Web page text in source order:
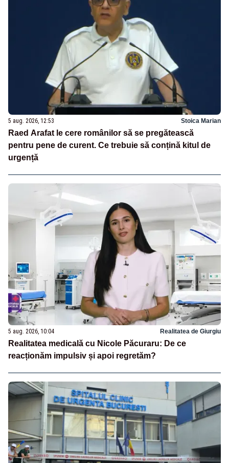
5 aug. 2026, 12:53 Stoica Marian
Raed Arafat le cere românilor să se pregătească
pentru pene de curent. Ce trebuie să conțină kitul de
urgență
5 aug. 2026, 10:04 Realitatea de Giurgiu
Realitatea medicală cu Nicole Păcuraru: De ce
reacționăm impulsiv și apoi regretăm?